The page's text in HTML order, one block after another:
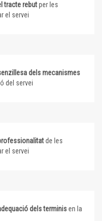
tracte rebutper les
el servei
dels mecanismes
del servei
de les
el servei
dels terminisen la